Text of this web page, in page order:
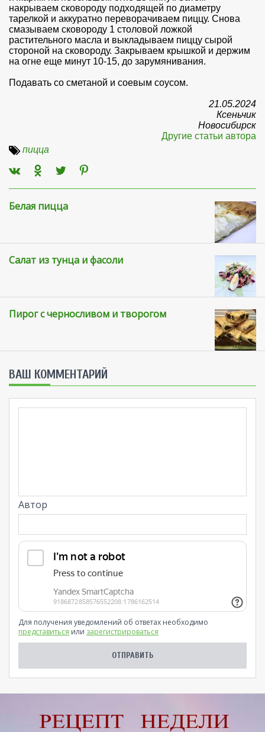
накрываем сковороду подходящей по диаметру
тарелкой и аккуратно переворачиваем пиццу. Снова
смазываем сковороду 1 столовой ложкой
растительного масла и выкладываем пиццу сырой
стороной на сковороду. Закрываем крышкой и держим
на огне еще минут 10-15, до зарумянивания.
Подавать со сметаной и соевым соусом.
21.05.2024
Ксеньчик
Новосибирск
Другие статьи автора
пицца
Белая пицца
Салат из тунца и фасоли
Пирог с черносливом и творогом
ВАШ КОММЕНТАРИЙ
Автор
Для получения уведомлений об ответах необходимо
представиться или зарегистрироваться